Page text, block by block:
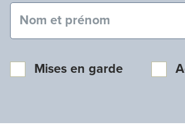
Nom et prénom (obligatoire)
Mises en garde